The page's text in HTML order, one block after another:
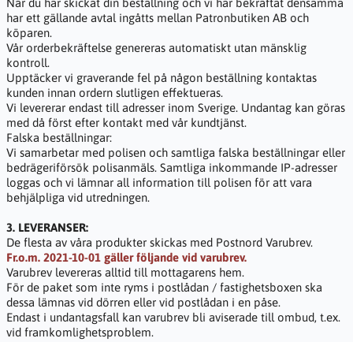
När du har skickat din beställning och vi har bekräftat densamma
har ett gällande avtal ingåtts mellan Patronbutiken AB och
köparen.
Vår orderbekräftelse genereras automatiskt utan mänsklig
kontroll.
Upptäcker vi graverande fel på någon beställning kontaktas
kunden innan ordern slutligen effektueras.
Vi levererar endast till adresser inom Sverige. Undantag kan göras
med då först efter kontakt med vår kundtjänst.
Falska beställningar:
Vi samarbetar med polisen och samtliga falska beställningar eller
bedrägeriförsök polisanmäls. Samtliga inkommande IP-adresser
loggas och vi lämnar all information till polisen för att vara
behjälpliga vid utredningen.
3. LEVERANSER:
De flesta av våra produkter skickas med Postnord Varubrev.
Fr.o.m. 2021-10-01 gäller följande vid varubrev.
Varubrev levereras alltid till mottagarens hem.
För de paket som inte ryms i postlådan / fastighetsboxen ska
dessa lämnas vid dörren eller vid postlådan i en påse.
Endast i undantagsfall kan varubrev bli aviserade till ombud, t.ex.
vid framkomlighetsproblem.